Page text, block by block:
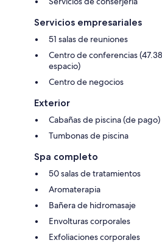
Servicios empresariales
51 salas de reuniones
Centro de conferencias
espacio)
Centro de negocios
Exterior
Cabañas de piscina (de pago)
Tumbonas de piscina
Spa completo
50 salas de tratamientos
Aromaterapia
Bañera de hidromasaje
Envolturas corporales
Exfoliaciones corporales